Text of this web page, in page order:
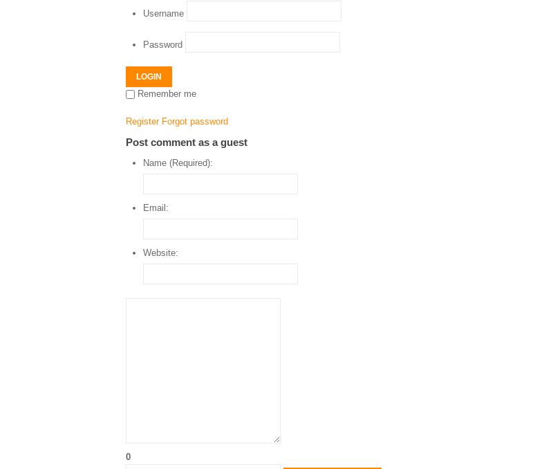
Username
Password
LOGIN
Remember me
Register Forgot password
Post comment as a guest
Name (Required):
Email:
Website:
0